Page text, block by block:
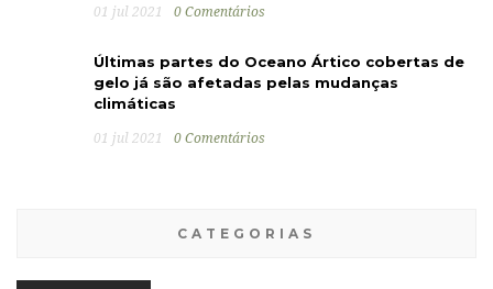
01 jul 2021 0 Comentários
Últimas partes do Oceano Ártico cobertas de
gelo já são afetadas pelas mudanças
climáticas
01 jul 2021 0 Comentários
CATEGORIAS